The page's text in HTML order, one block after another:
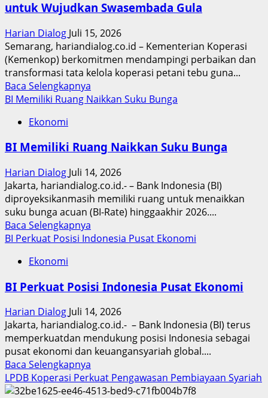
Satukan
Lewat
Nobar
Piala
Dunia
untuk Wujudkan Swasembada Gula
Harian Dialog Juli 15, 2026
Semarang, hariandialog.co.id – Kementerian Koperasi
(Kemenkop) berkomitmen mendampingi perbaikan dan
transformasi tata kelola koperasi petani tebu guna...
Baca Selengkapnya
more
Tata
Koperasi
Tebu
untuk
Wujudkan
Swasembada
Gula
BI Memiliki Ruang Naikkan Suku Bunga
Ekonomi
BI Memiliki Ruang Naikkan Suku Bunga
Harian Dialog Juli 14, 2026
Jakarta, hariandialog.co.id.- – Bank Indonesia (BI)
diproyeksikanmasih memiliki ruang untuk menaikkan
suku bunga acuan (BI-Rate) hinggaakhir 2026....
Baca Selengkapnya
more
Naikkan
Bunga
BI Perkuat Posisi Indonesia Pusat Ekonomi
Ekonomi
BI Perkuat Posisi Indonesia Pusat Ekonomi
Harian Dialog Juli 14, 2026
Jakarta, hariandialog.co.id.- – Bank Indonesia (BI) terus
memperkuatdan mendukung posisi Indonesia sebagai
pusat ekonomi dan keuangansyariah global....
Baca Selengkapnya
more
about
LPDB Koperasi Perkuat Pengawasan Pembiayaan Syariah